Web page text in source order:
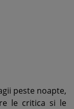
peste noapte,
le critica si le